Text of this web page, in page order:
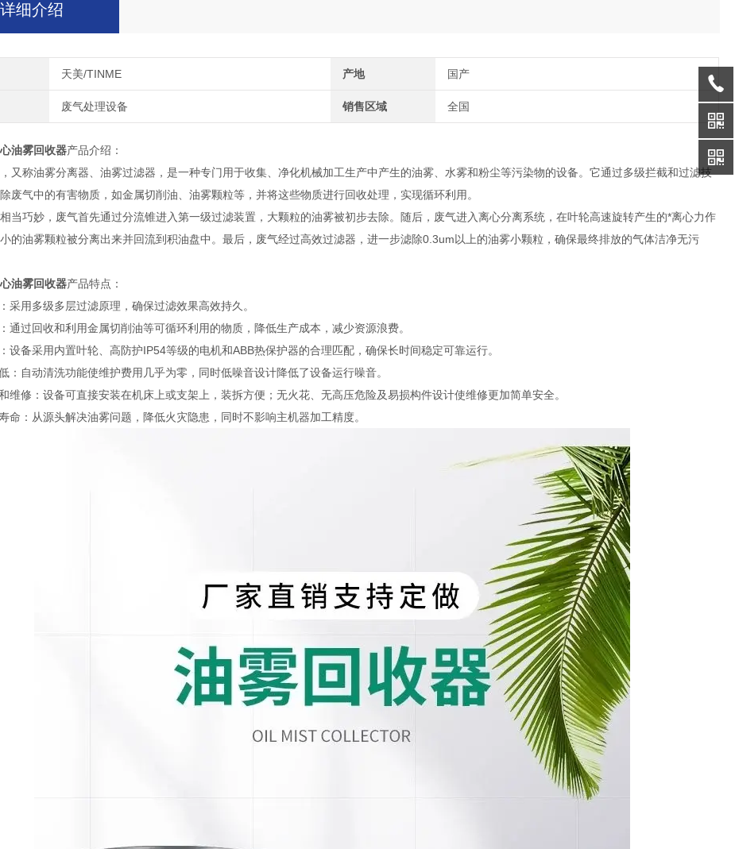
详细介绍
天美/TINME 产地 国产
废气处理设备 销售区域 全国
油雾回收器产品介绍：
又称油雾分离器、油雾过滤器，是一种专门用于收集、净化机械加工生产中产生的油雾、水雾和粉尘等污染物的设备。它通过多级拦截和过滤技
废气中的有害物质，如金属切削油、油雾颗粒等，并将这些物质进行回收处理，实现循环利用。
当巧妙，废气首先通过分流锥进入第一级过滤装置，大颗粒的油雾被初步去除。随后，废气进入离心分离系统，在叶轮高速旋转产生的*离心力作
的油雾颗粒被分离出来并回流到积油盘中。最后，废气经过高效过滤器，进一步滤除0.3um以上的油雾小颗粒，确保最终排放的气体洁净无污
油雾回收器产品特点：
采用多级多层过滤原理，确保过滤效果高效持久。
通过回收和利用金属切削油等可循环利用的物质，降低生产成本，减少资源浪费。
设备采用内置叶轮、高防护IP54等级的电机和ABB热保护器的合理匹配，确保长时间稳定可靠运行。
：自动清洗功能使维护费用几乎为零，同时低噪音设计降低了设备运行噪音。
维修：设备可直接安装在机床上或支架上，装拆方便；无火花、无高压危险及易损构件设计使维修更加简单安全。
命：从源头解决油雾问题，降低火灾隐患，同时不影响主机器加工精度。